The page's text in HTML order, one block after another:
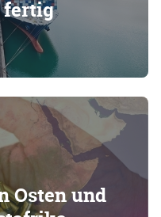
fertig
Osten und